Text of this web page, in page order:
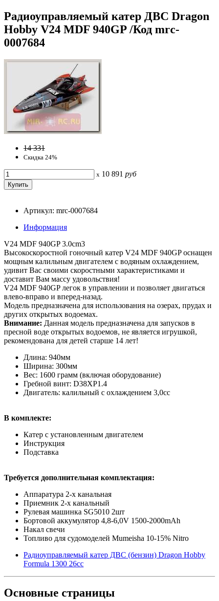
Радиоуправляемый катер ДВС Dragon
Hobby V24 MDF 940GP /Код mrc-
0007684
14 331
Скидка 24%
x 10 891 руб
Артикул: mrc-0007684
Информация
V24 MDF 940GP 3.0cm3
Высокоскоростной гоночный катер V24 MDF 940GP оснащен
мощным калильным двигателем с водяным охлаждением,
удивит Вас своими скоростными характеристиками и
доставит Вам массу удовольствия!
V24 MDF 940GP легок в управлении и позволяет двигаться
влево-вправо и вперед-назад.
Модель предназначена для использования на озерах, прудах и
других открытых водоемах.
Внимание: Данная модель предназначена для запусков в
пресной воде открытых водоемов, не является игрушкой,
рекомендована для детей старше 14 лет!
Длина: 940мм
Ширина: 300мм
Вес: 1600 грамм (включая оборудование)
Гребной винт: D38XP1.4
Двигатель: калильный с охлаждением 3,0сс
В комплекте:
Катер с установленным двигателем
Инструкция
Подставка
Требуется дополнительная комплектация:
Аппаратура 2-х канальная
Приемник 2-х канальный
Рулевая машинка SG5010 2шт
Бортовой аккумулятор 4,8-6,0V 1500-2000mAh
Накал свечи
Топливо для судомоделей Mumeisha 10-15% Nitro
Радиоуправляемый катер ДВС (бензин) Dragon Hobby
Formula 1300 26cc
Основные страницы